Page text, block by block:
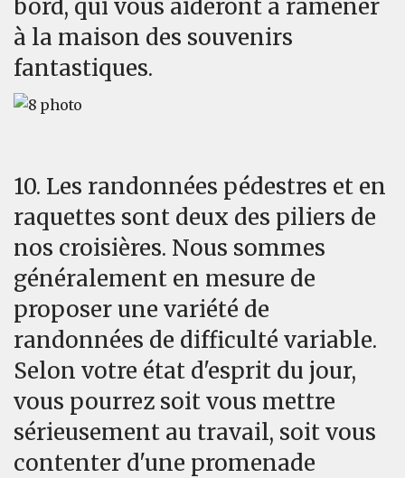
bord, qui vous aideront à ramener
à la maison des souvenirs
fantastiques.
10. Les randonnées pédestres et en
raquettes sont deux des piliers de
nos croisières. Nous sommes
généralement en mesure de
proposer une variété de
randonnées de difficulté variable.
Selon votre état d'esprit du jour,
vous pourrez soit vous mettre
sérieusement au travail, soit vous
contenter d'une promenade